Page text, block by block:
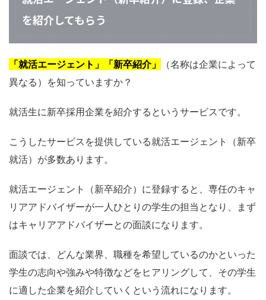
を紹介してもらう
「就活エージェント」「新卒紹介」
（名称は企業によって
異なる）を知っていますか？
就活生に新卒採用企業を紹介するというサービスです。
こうしたサービスを提供している就活エージェント（新卒
就活）が多数あります。
就活エージェント（新卒紹介）に登録すると、専任のキャ
リアアドバイザーが一人ひとりの学生の担当となり、まず
はキャリアアドバイザーとの面談になります。
面談では、どんな業界、職種を希望しているのかといった
学生の志向や強みや特徴などをヒアリングして、その学生
に適した企業を紹介していくという流れになります。